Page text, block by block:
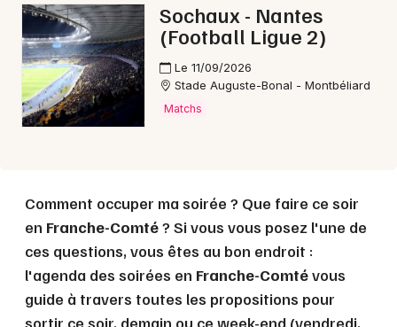
Sochaux - Nantes
(Football Ligue 2)
Le 11/09/2026
Stade Auguste-Bonal - Montbéliard
Matchs
Comment occuper ma soirée ? Que faire ce soir
en Franche-Comté? Si vous vous posez l'une de
ces questions, vous êtes au bon endroit :
l'agenda des soirées en Franche-Comtévous
guide à travers toutes les propositions pour
sortir ce soir, demain ou ce week-end (vendredi,